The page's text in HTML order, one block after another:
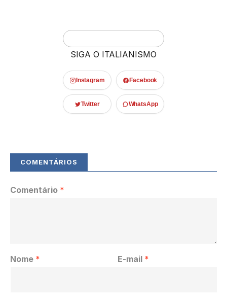
SIGA O ITALIANISMO
Instagram Facebook
Twitter WhatsApp
Comentário *
Nome * E-mail *